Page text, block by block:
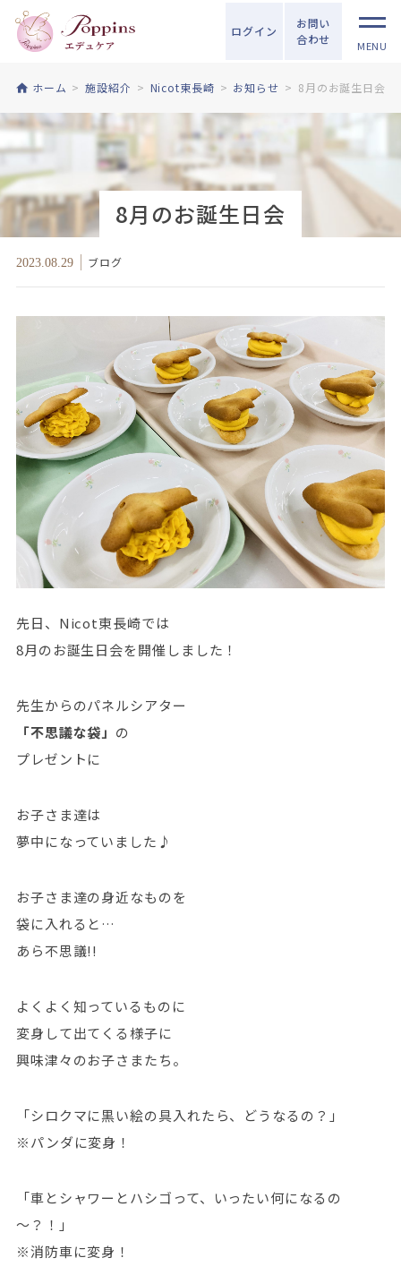
ログイン
お問い
合わせ
MENU
ホーム 施設紹介 Nicot東長崎 お知らせ 8月のお誕生日会
8月のお誕生日会
2023.08.29 ブログ
先日、Nicot東長崎では
8月のお誕生日会を開催しました！
先生からのパネルシアター
「不思議な袋」 の
プレゼントに
お子さま達は
夢中になっていました♪
お子さま達の身近なものを
袋に入れると…
あら不思議!!
よくよく知っているものに
変身して出てくる様子に
興味津々のお子さまたち。
「シロクマに黒い絵の具入れたら、どうなるの？」
※パンダに変身！
「車とシャワーとハシゴって、いったい何になるの
～？！」
※消防車に変身！